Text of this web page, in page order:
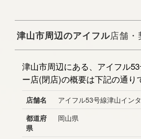
津山市周辺のアイフル店舗・
津山市周辺にある、アイフル
ー店(閉店)の概要は下記の通り
店舗名
アイフル53号線津山イン
都道府
県
岡山県